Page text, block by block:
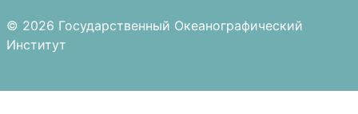
© 2026 Государственный Океанографический
Институт